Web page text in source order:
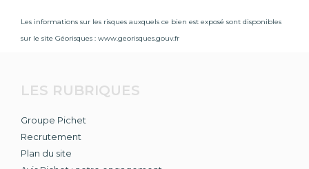
Les informations sur les risques auxquels ce bien est exposé sont disponibles
sur le site Géorisques : www.georisques.gouv.fr
LES RUBRIQUES
Groupe Pichet
Recrutement
Plan du site